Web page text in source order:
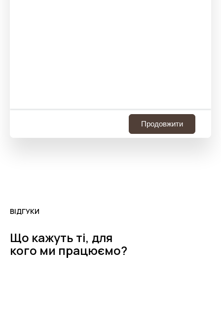
Продовжити
ВІДГУКИ
Що кажуть ті, для
кого ми працюємо?